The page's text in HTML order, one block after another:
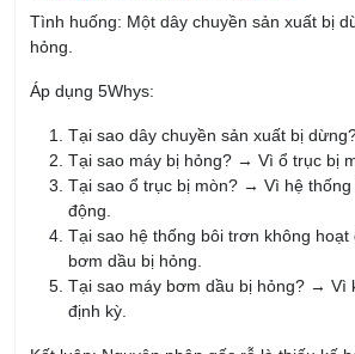
Tình huống: Một dây chuyền sản xuất bị
hỏng.
Áp dụng 5Whys:
Tại sao dây chuyền sản xuất bị
Tại sao máy bị hỏng? → Vì ổ trục bị
Tại sao ổ trục bị mòn? → Vì hệ
động.
Tại sao hệ thống bôi trơn không
bơm dầu bị hỏng.
Tại sao máy bơm dầu bị hỏng? → Vì
định kỳ.